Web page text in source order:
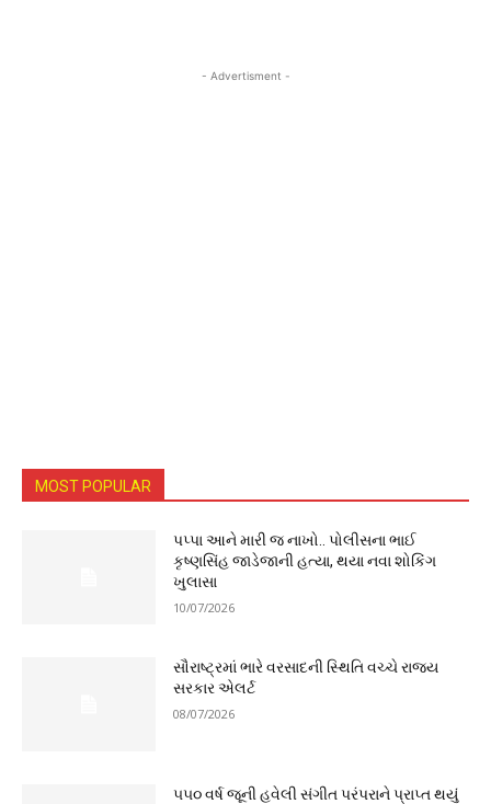
- Advertisment -
MOST POPULAR
પપ્પા આને મારી જ નાખો.. પોલીસના ભાઈ
કૃષ્ણસિંહ જાડેજાની હત્યા, થયા નવા શોકિંગ
ખુલાસા
10/07/2026
સૌરાષ્ટ્રમાં ભારે વરસાદની સ્થિતિ વચ્ચે રાજ્ય
સરકાર એલર્ટ
08/07/2026
૫૫૦ વર્ષ જૂની હવેલી સંગીત પરંપરાને પ્રાપ્ત થયું